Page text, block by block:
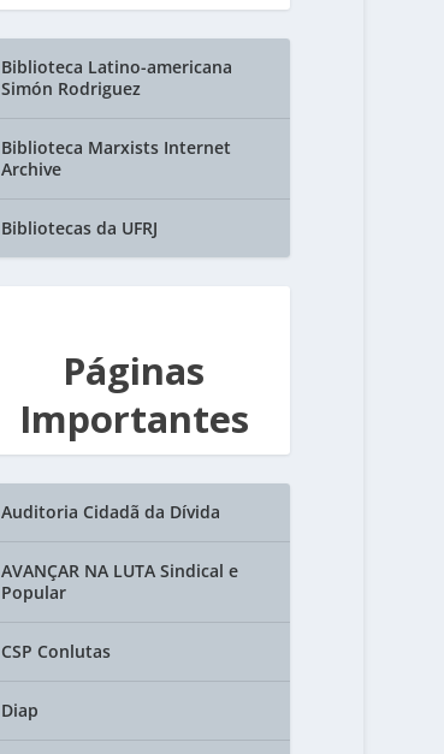
Biblioteca Latino-americana
Simón Rodriguez
Biblioteca Marxists Internet
Archive
Bibliotecas da UFRJ
Páginas
Importantes
Auditoria Cidadã da Dívida
AVANÇAR NA LUTA Sindical e
Popular
CSP Conlutas
Diap